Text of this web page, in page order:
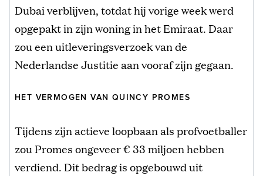
Dubai verblijven, totdat hij vorige week werd
opgepakt in zijn woning in het Emiraat. Daar
zou een uitleveringsverzoek van de
Nederlandse Justitie aan vooraf zijn gegaan.
HET VERMOGEN VAN QUINCY PROMES
Tijdens zijn actieve loopbaan als profvoetballer
zou Promes ongeveer € 33 miljoen hebben
verdiend. Dit bedrag is opgebouwd uit